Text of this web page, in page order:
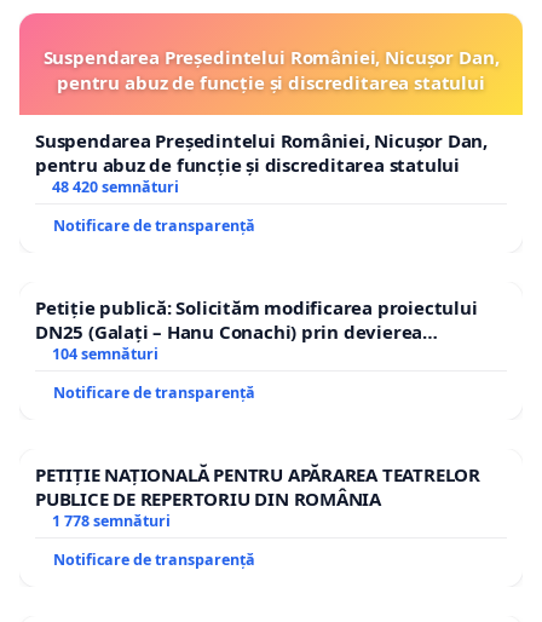
Suspendarea Președintelui României, Nicușor Dan,
pentru abuz de funcție și discreditarea statului
Suspendarea Președintelui României, Nicușor Dan,
pentru abuz de funcție și discreditarea statului
48 420 semnături
Notificare de transparență
Petiție publică: Solicităm modificarea proiectului
DN25 (Galați – Hanu Conachi) prin devierea
traseului în afara localităților!
104 semnături
Notificare de transparență
PETIȚIE NAȚIONALĂ PENTRU APĂRAREA TEATRELOR
PUBLICE DE REPERTORIU DIN ROMÂNIA
1 778 semnături
Notificare de transparență